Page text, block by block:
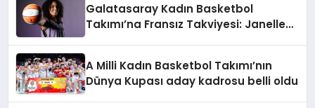
Galatasaray Kadın Basketbol
Takımı’na Fransız Takviyesi: Janelle
A Milli Kadın Basketbol Takımı’nın
Dünya Kupası aday kadrosu belli oldu